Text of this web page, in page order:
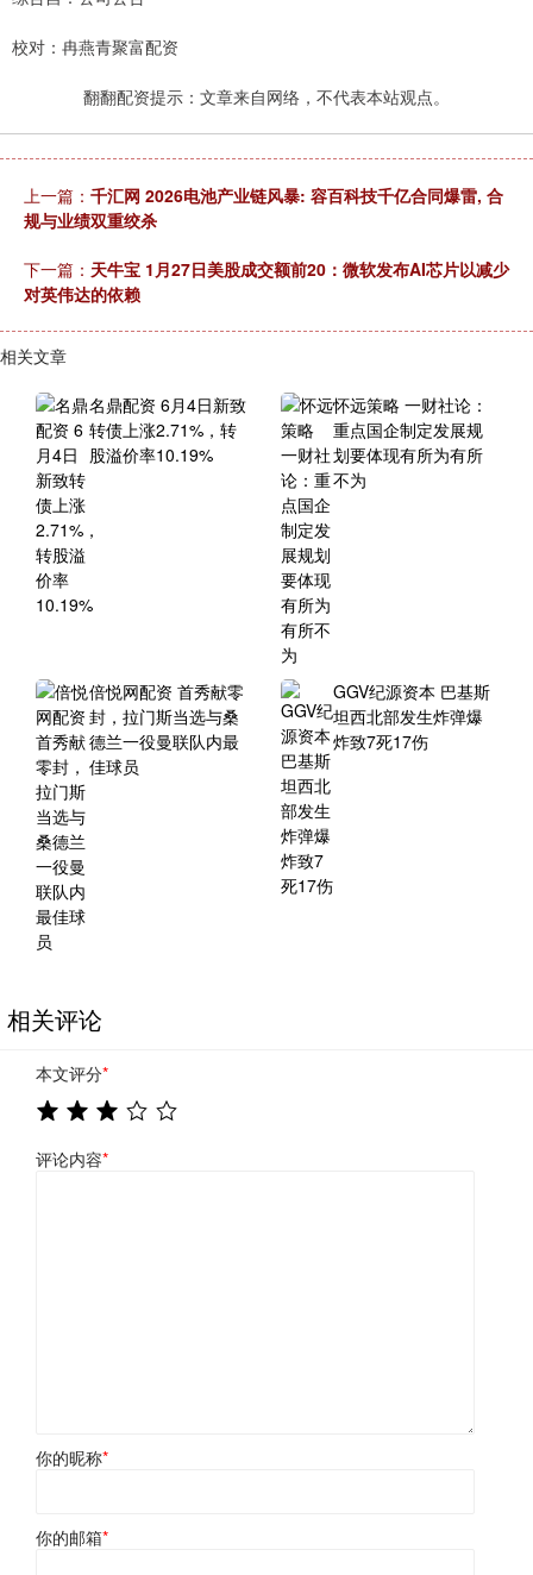
校对：冉燕青聚富配资
翻翻配资提示：文章来自网络，不代表本站观点。
上一篇： 千汇网 2026电池产业链风暴: 容百科技千亿合同爆雷, 合
规与业绩双重绞杀
下一篇： 天牛宝 1月27日美股成交额前20：微软发布AI芯片以减少
对英伟达的依赖
相关文章
名鼎配资 6月4日新致
转债上涨2.71%，转
股溢价率10.19%
怀远策略 一财社论：
重点国企制定发展规
划要体现有所为有所
不为
倍悦网配资 首秀献零
封，拉门斯当选与桑
德兰一役曼联队内最
佳球员
GGV纪源资本 巴基斯
坦西北部发生炸弹爆
炸致7死17伤
相关评论
本文评分*
评论内容*
你的昵称*
你的邮箱*